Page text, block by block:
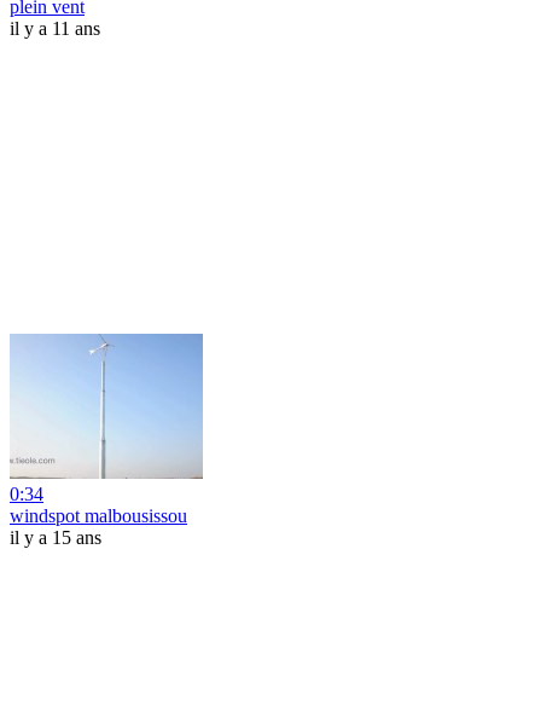
plein vent
il y a 11 ans
0:34
windspot malbousissou
il y a 15 ans